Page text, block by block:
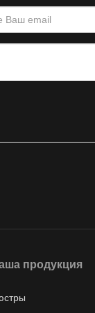
продукция